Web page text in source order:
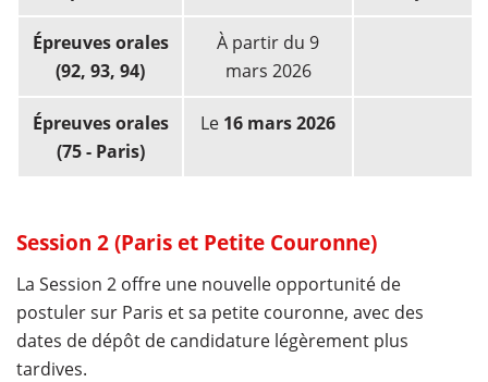
Épreuves orales
(92, 93, 94)
À partir du 9
mars 2026
Épreuves orales
(75 - Paris)
Le 16 mars 2026
Session 2 (Paris et Petite Couronne)
La Session 2 offre une nouvelle opportunité de
postuler sur Paris et sa petite couronne, avec des
dates de dépôt de candidature légèrement plus
tardives.